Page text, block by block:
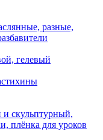
разные,
гелевый
скульптурный,
плёнка для уроков